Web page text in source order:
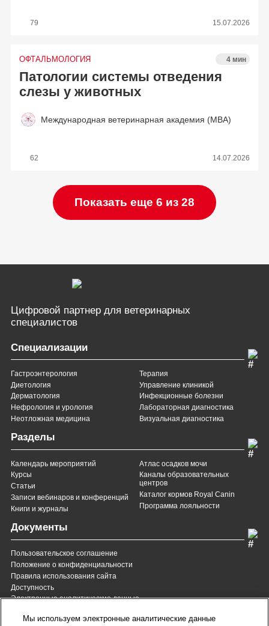
79 15.07.2026
ОФТАЛЬМОЛОГИЯ 4 мин
Патологии системы отведения
слезы у животных
Международная ветеринарная академия (МВА)
62 14.07.2026
Показать еще 6 из 28
Цифровой партнер для ветеринарных
специалистов
Специализации
Гастроэнтерология
Диетология
Дерматология
Нефрология и урология
Неотложная медицина
Терапия
Управление клиникой
Инфекционные болезни
Лабораторная диагностика
Визуальная диагностика
Разделы
Календарь мероприятий
Курсы
Статьи
Записи вебинаров и конференций
Книги и журналы
Атлас осадков мочи
Каналы образовательных
центров
Каталог кормов Royal Canin
Программа лояльности
Документы
Пользовательское соглашение
Положение о конфиденциальности
Правила использования сайта
Доступность
Электронные аналитические данные
8 (800) 200-37-35 8 (820) 007-137-35
Мы используем электронные аналитические данные